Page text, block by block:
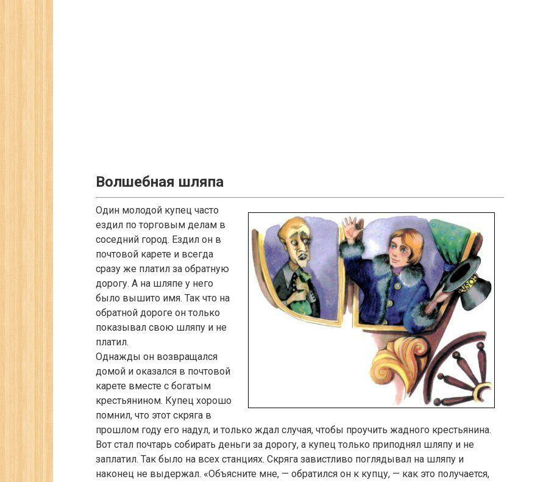
Волшебная шляпа
Один молодой купец часто
ездил по торговым делам в
соседний город. Ездил он в
почтовой карете и всегда
сразу же платил за обратную
дорогу. А на шляпе у него
было вышито имя. Так что на
обратной дороге он только
показывал свою шляпу и не
платил.
Однажды он возвращался
домой и оказался в почтовой
карете вместе с богатым
крестьянином. Купец хорошо
помнил, что этот скряга в
прошлом году его надул, и только ждал случая, чтобы проучить жадного крестьянина.
Вот стал почтарь собирать деньги за дорогу, а купец только приподнял шляпу и не
заплатил. Так было на всех станциях. Скряга завистливо поглядывал на шляпу и
наконец не выдержал. «Объясните мне, — обратился он к купцу, — как это получается,